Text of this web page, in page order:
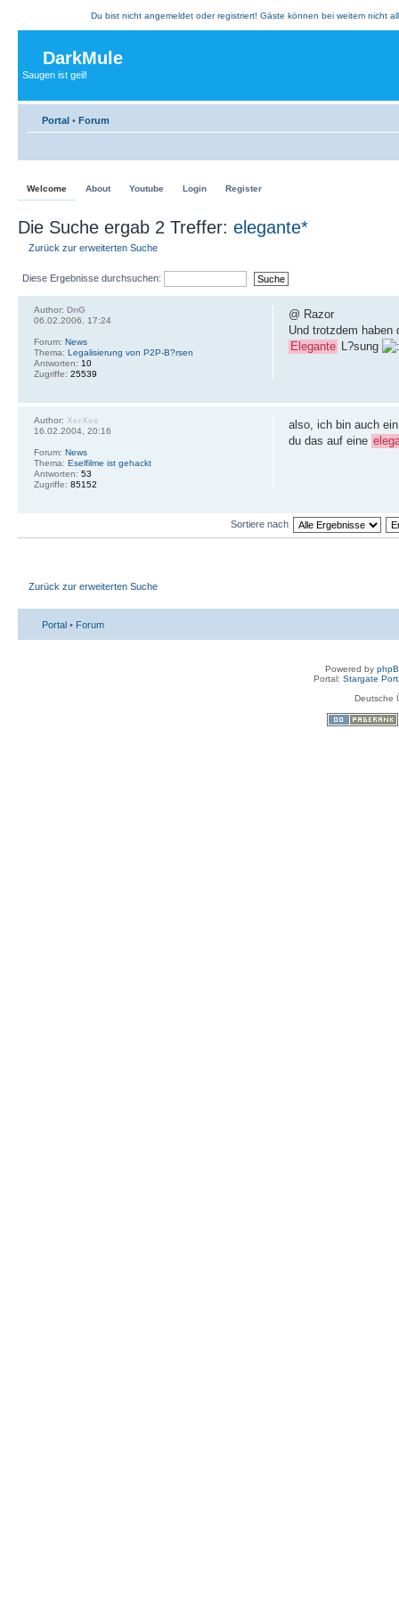
Du bist nicht angemeldet oder registriert! Gäste können bei weitem nicht
DarkMule
Saugen ist geil!
Portal • Forum
Welcome About Youtube Login Register
Die Suche ergab 2 Treffer: elegante*
Zurück zur erweiterten Suche
Diese Ergebnisse durchsuchen:
@ Razor
Und trotzdem haben
Elegante L?sung
Author: DnG
06.02.2006, 17:24
Forum: News
Thema: Legalisierung von P2P-B?rsen
Antworten: 10
Zugriffe: 25539
also, ich bin auch
du das auf eine
Author: XerXes
16.02.2004, 20:16
Forum: News
Thema: Eselfilme ist gehackt
Antworten: 53
Zugriffe: 85152
Sortiere nach
Zurück zur erweiterten Suche
Portal • Forum
Powered by
Portal: Stargate
Deutsche